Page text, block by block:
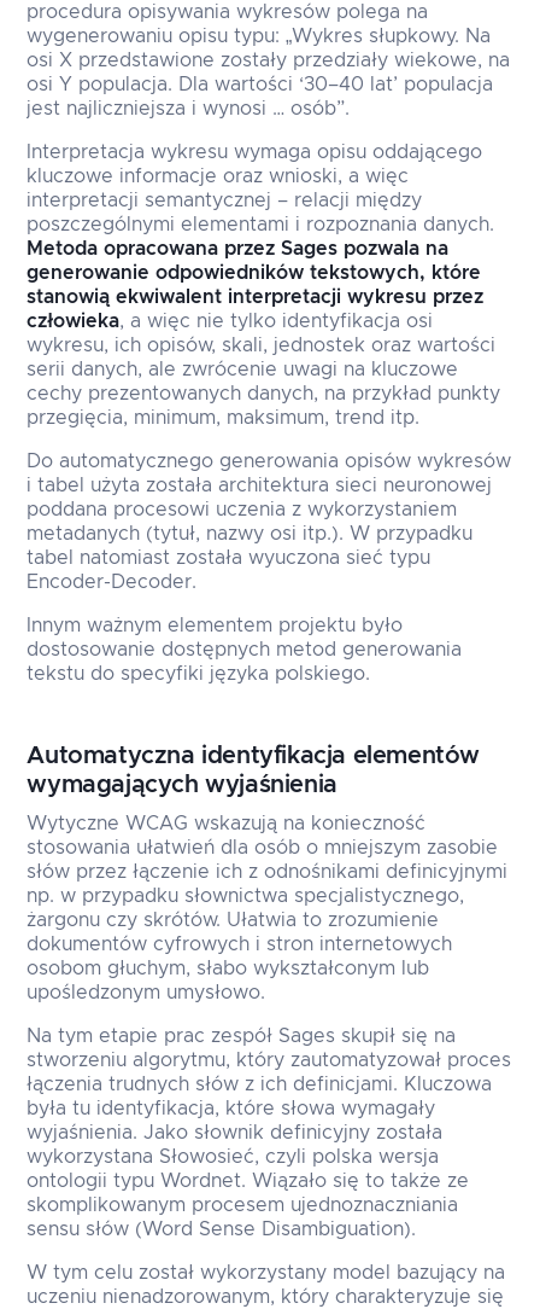
procedura opisywania wykresów polega na
wygenerowaniu opisu typu: „Wykres słupkowy. Na
osi X przedstawione zostały przedziały wiekowe, na
osi Y populacja. Dla wartości ‘30–40 lat’ populacja
jest najliczniejsza i wynosi … osób”.
Interpretacja wykresu wymaga opisu oddającego
kluczowe informacje oraz wnioski, a więc
interpretacji semantycznej – relacji między
poszczególnymi elementami i rozpoznania danych.
Metoda opracowana przez Sages pozwala na
generowanie odpowiedników tekstowych, które
stanowią ekwiwalent interpretacji wykresu przez
człowieka, a więc nie tylko identyfikacja osi
wykresu, ich opisów, skali, jednostek oraz wartości
serii danych, ale zwrócenie uwagi na kluczowe
cechy prezentowanych danych, na przykład punkty
przegięcia, minimum, maksimum, trend itp.
Do automatycznego generowania opisów wykresów
i tabel użyta została architektura sieci neuronowej
poddana procesowi uczenia z wykorzystaniem
metadanych (tytuł, nazwy osi itp.). W przypadku
tabel natomiast została wyuczona sieć typu
Encoder-Decoder.
Innym ważnym elementem projektu było
dostosowanie dostępnych metod generowania
tekstu do specyfiki języka polskiego.
Automatyczna identyfikacja elementów
wymagających wyjaśnienia
Wytyczne WCAG wskazują na konieczność
stosowania ułatwień dla osób o mniejszym zasobie
słów przez łączenie ich z odnośnikami definicyjnymi
np. w przypadku słownictwa specjalistycznego,
żargonu czy skrótów. Ułatwia to zrozumienie
dokumentów cyfrowych i stron internetowych
osobom głuchym, słabo wykształconym lub
upośledzonym umysłowo.
Na tym etapie prac zespół Sages skupił się na
stworzeniu algorytmu, który zautomatyzował proces
łączenia trudnych słów z ich definicjami. Kluczowa
była tu identyfikacja, które słowa wymagały
wyjaśnienia. Jako słownik definicyjny została
wykorzystana Słowosieć, czyli polska wersja
ontologii typu Wordnet. Wiązało się to także ze
skomplikowanym procesem ujednoznaczniania
sensu słów (Word Sense Disambiguation).
W tym celu został wykorzystany model bazujący na
uczeniu nienadzorowanym, który charakteryzuje się